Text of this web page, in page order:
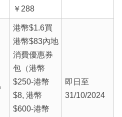
￥288
港幣$1.6買
港幣$83內地
消費優惠券
包（港幣
$250-港幣
$8, 港幣
$600-港幣
即日至
31/10/2024